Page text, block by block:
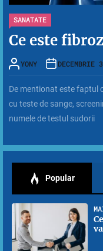
SANATATE
Ce este
YONY
De mentionat este faptul
cu teste de sange,
numele de testul sudorii
Popular